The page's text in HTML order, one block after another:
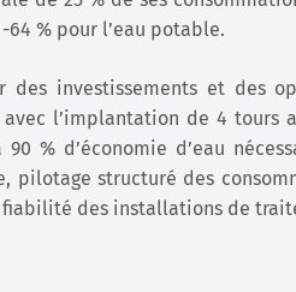
% pour l’eau potable.
des investissements et des
l’implantation de 4 tours
% d’économie d’eau
pilotage structuré des
des installations de